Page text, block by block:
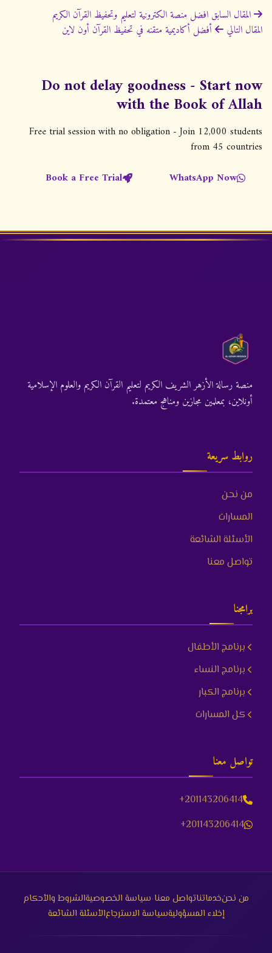
ت
ص
ا
ل
م
ق
ت
المقال السابق افضل منصة الكترونية لتعليم وتحفيظ القرآن الكريم
المقال التالي
أفضل أكاديمية متقنه في تحفيظ القرآن أون لاين
Do not delay goodness - Start now
with the Book of Allah
Free trial session with no obligation - Join 12,000 students
from 45 countries
WhatsApp Now
Book a Free Trial
منصة رسالة الأزهر الشريف الكريم لتعليم القرآن الكريم والعلوم الإسلامية
أونلاين، بمعلمين مجازين ومناهج معتمدة.
روابط سريعة
من نحن
المسارات
الأسئلة الشائعة
تواصل معنا
برامجنا
برنامج الأطفال
برنامج النساء
برنامج الكبار
كل المسارات
تواصل معنا
+201143206414
+201143206414
من نحنخدماتناتواصل معنا·سياسة الخصوصيةالشروط والأحكام
إخلاء المسؤوليةسياسة الاسترجاعالأسئلة الشائعة